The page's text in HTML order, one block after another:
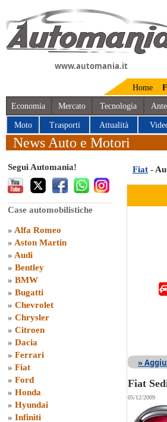
www.automania.it
Home
Economia Mercato Tecnologia
Moto Trasporti Attualità
News Auto e Motori
Segui Automania!
Case automobilistiche
» Alfa Romeo
» Aston Martin
» Audi
» Bentley
» BMW
» Bugatti
» Chevrolet
» Chrysler
» Citroen
» Dacia
» Ferrari
» Fiat
» Ford
» Honda
» Hyundai
» Infiniti
Fiat -
»
Fiat
05/12/2009